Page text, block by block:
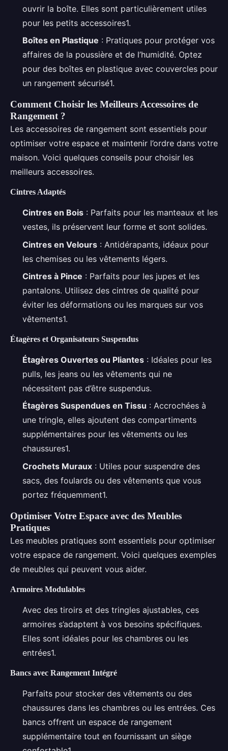
ouvrir la boîte. Elles sont particulièrement utiles
pour les petits accessoires1.
Boîtes en Plastique : Pratiques pour protéger vos
affaires de la poussière et de l’humidité. Optez
pour des boîtes en plastique avec couvercles pour
un rangement sécurisé1.
Comment Choisir les Meilleurs Accessoires de
Rangement ?
Les accessoires de rangement sont essentiels pour
optimiser votre espace et maintenir l’ordre dans votre
maison. Voici quelques conseils pour choisir les
meilleurs accessoires.
Cintres Adaptés
Cintres en Bois : Parfaits pour les manteaux et les
vestes, ils préservent leur forme et sont solides.
Cintres en Velours : Antidérapants, idéaux pour
les chemises ou les vêtements légers.
Cintres à Pince : Parfaits pour les jupes et les
pantalons. Utilisez des cintres de qualité pour
éviter les déformations ou les marques sur vos
vêtements1.
Étagères et Organisateurs Suspendus
Étagères Ouvertes ou Pliantes : Idéales pour les
pulls, les jeans ou les vêtements qui ne
nécessitent pas d’être suspendus.
Étagères Suspendues en Tissu : Accrochées à
une tringle, elles ajoutent des compartiments
supplémentaires pour les vêtements ou les
chaussures1.
Crochets Muraux : Utiles pour suspendre des
sacs, des foulards ou des vêtements que vous
portez fréquemment1.
Optimiser Votre Espace avec des Meubles
Pratiques
Les meubles pratiques sont essentiels pour optimiser
votre espace de rangement. Voici quelques exemples
de meubles qui peuvent vous aider.
Armoires Modulables
Avec des tiroirs et des tringles ajustables, ces
armoires s’adaptent à vos besoins spécifiques.
Elles sont idéales pour les chambres ou les
entrées1.
Bancs avec Rangement Intégré
Parfaits pour stocker des vêtements ou des
chaussures dans les chambres ou les entrées. Ces
bancs offrent un espace de rangement
supplémentaire tout en fournissant un siège